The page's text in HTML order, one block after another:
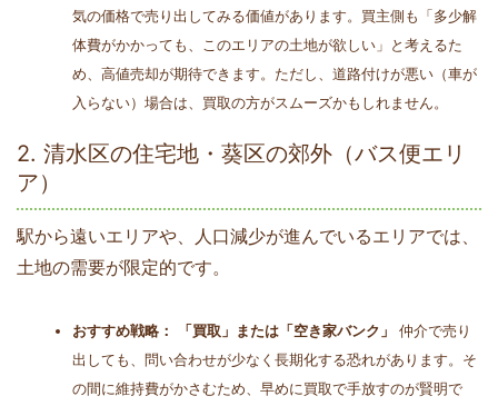
気の価格で売り出してみる価値があります。買主側も「多少解
体費がかかっても、このエリアの土地が欲しい」と考えるた
め、高値売却が期待できます。ただし、道路付けが悪い（車が
入らない）場合は、買取の方がスムーズかもしれません。
2. 清水区の住宅地・葵区の郊外（バス便エリ
ア）
駅から遠いエリアや、人口減少が進んでいるエリアでは、
土地の需要が限定的です。
おすすめ戦略： 「買取」または「空き家バンク」
仲介で売り
出しても、問い合わせが少なく長期化する恐れがあります。そ
の間に維持費がかさむため、早めに買取で手放すのが賢明で